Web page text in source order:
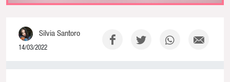
Silvia Santoro
14/03/2022